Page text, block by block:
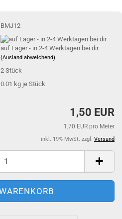
BMJ12
auf Lager - in 2-4 Werktagen bei dir
(Ausland abweichend)
2Stück
0.01 kg je Stück
1,50 EUR
1,70 EUR pro Meter
inkl. 19% MwSt. zzgl. Versand